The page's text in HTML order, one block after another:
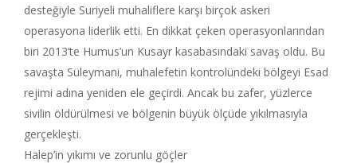
desteğiyle Suriyeli muhaliflere karşı birçok askeri
operasyona liderlik etti. En dikkat çeken operasyonlarından
biri 2013’te Humus’un Kusayr kasabasındaki savaş oldu. Bu
savaşta Süleymani, muhalefetin kontrolündeki bölgeyi Esad
rejimi adına yeniden ele geçirdi. Ancak bu zafer, yüzlerce
sivilin öldürülmesi ve bölgenin büyük ölçüde yıkılmasıyla
gerçekleşti.
Halep’in yıkımı ve zorunlu göçler